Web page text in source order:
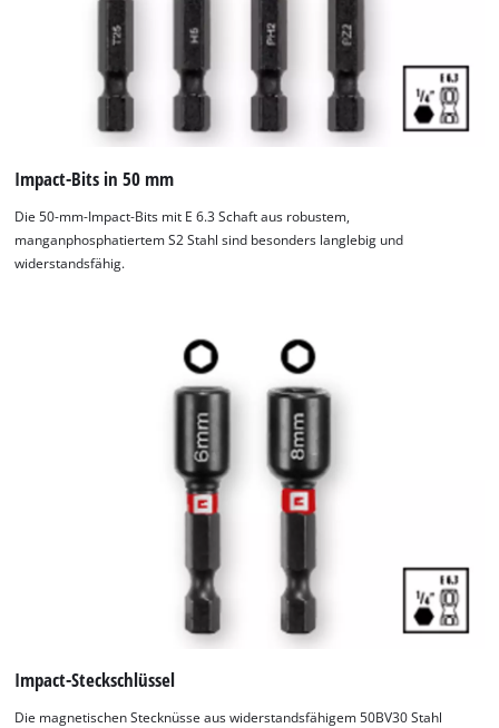
über Installationsprojekte bis hin zur präzisen Fertigung in
Werkstätten.
Impact-Bits in 50 mm
Die 50-mm-Impact-Bits mit E 6.3 Schaft aus robustem,
manganphosphatiertem S2 Stahl sind besonders langlebig und
widerstandsfähig.
Impact-Steckschlüssel
Die magnetischen Stecknüsse aus widerstandsfähigem 50BV30 Stahl